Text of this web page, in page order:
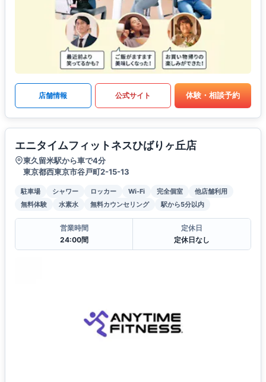
店舗情報 公式サイト 体験・相談予約
エニタイムフィットネスひばりヶ丘店
東久留米駅から車で4分
東京都西東京市谷戸町2-15-13
駐車場 シャワー ロッカー Wi-Fi 完全個室
他店舗利用
無料体験
水素水 無料カウンセリング 駅から5分以内
営業時間
24:00間
定休日
定休日なし